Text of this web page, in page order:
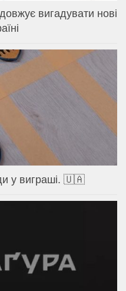
вигадувати нові
у виграші. 🇺🇦